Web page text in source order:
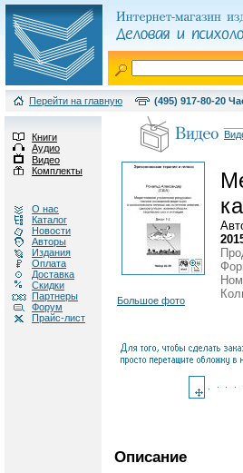
Перейти на главную (495) 917-80-20
Книги
Аудио
Видео
Комплекты
О нас
Каталог
Новости
Авторы
Издания
Оплата
Доставка
Скидки
Партнеры
Форум
Прайс-лист
Большое фото
Описание